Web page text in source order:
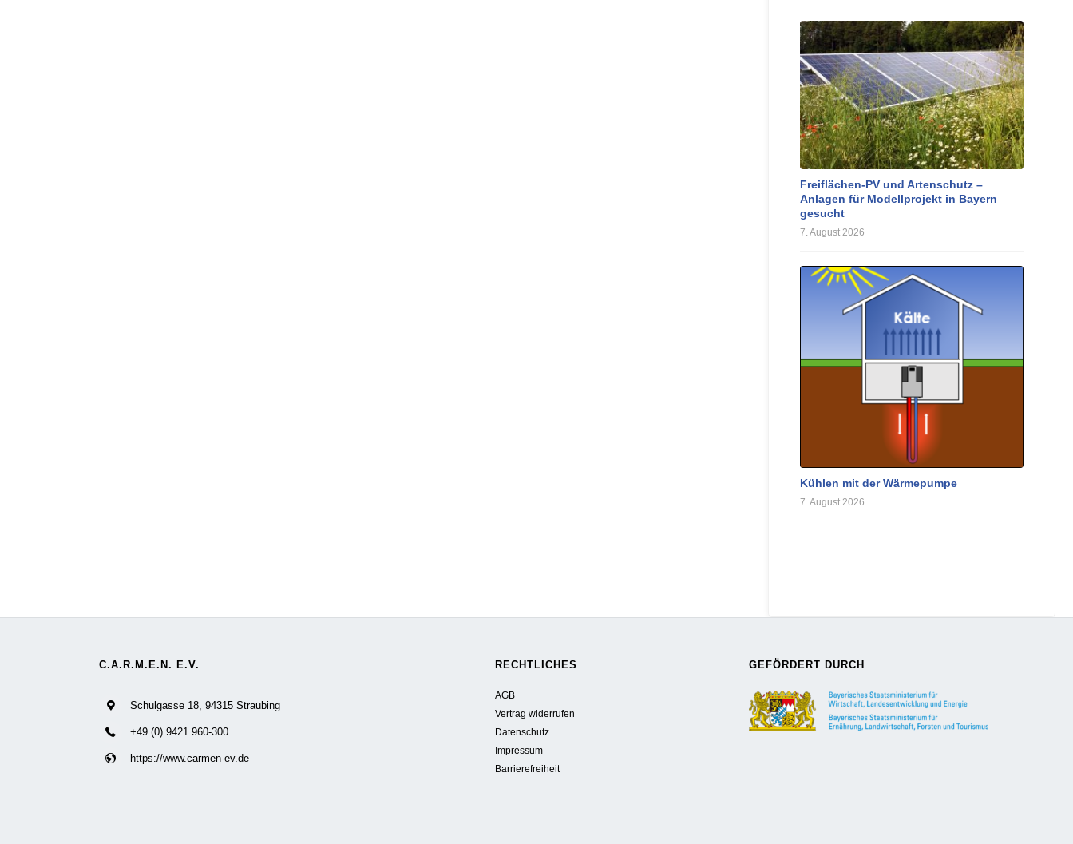
Freiflächen-PV und Artenschutz –
Anlagen für Modellprojekt in Bayern
gesucht
7. August 2026
Kühlen mit der Wärmepumpe
7. August 2026
C.A.R.M.E.N. E.V.
Schulgasse 18, 94315 Straubing
+49 (0) 9421 960-300
https://www.carmen-ev.de
RECHTLICHES
AGB
Vertrag widerrufen
Datenschutz
Impressum
Barrierefreiheit
GEFÖRDERT DURCH